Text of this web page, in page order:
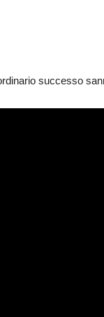
successo